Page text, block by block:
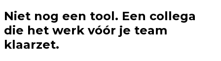
Niet nog een tool. Een collega
die het werk vóór je team
klaarzet.